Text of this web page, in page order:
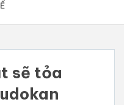
sẽ tỏa